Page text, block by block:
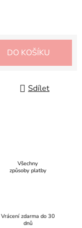
DO KOŠÍKU
Sdílet
Všechny
způsoby platby
Vrácení zdarma do 30
dnů